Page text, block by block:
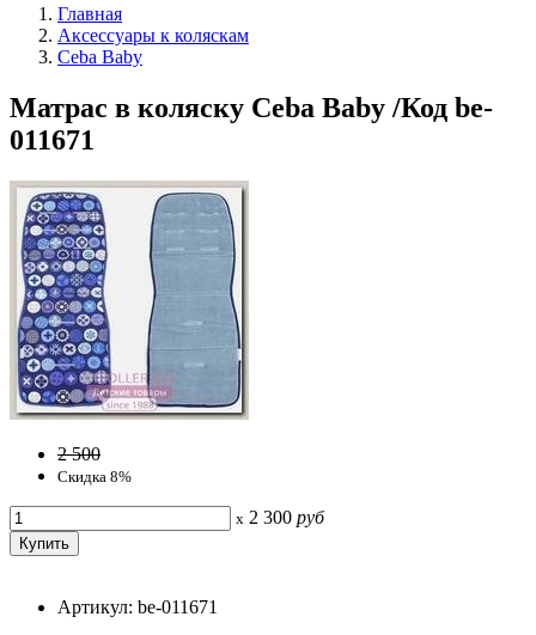
Главная
Аксессуары к коляскам
Ceba Baby
Матрас в коляску Ceba Baby /Код be-
011671
2 500
Скидка 8%
x 2 300 руб
Артикул: be-011671